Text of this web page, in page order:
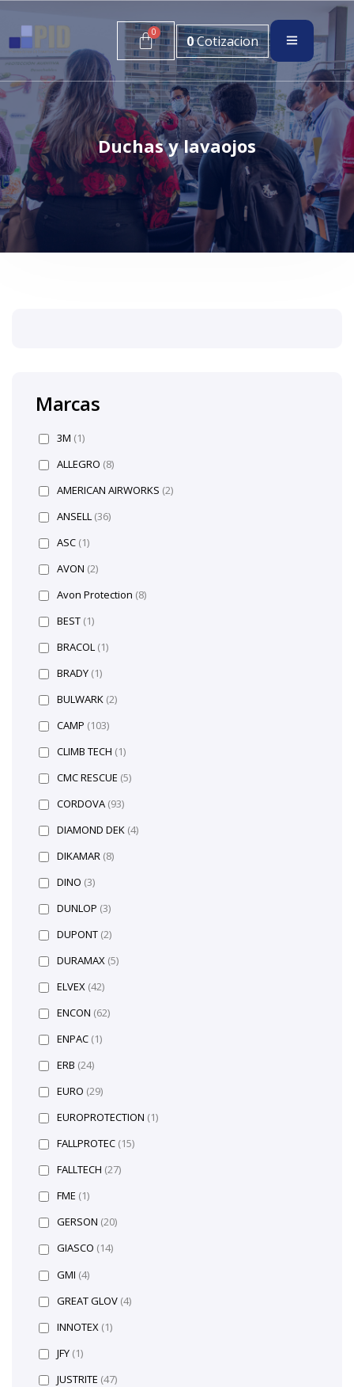
0Cotizacion
Duchas y lavaojos
Marcas
3M (1)
ALLEGRO (8)
AMERICAN AIRWORKS (2)
ANSELL (36)
ASC (1)
AVON (2)
Avon Protection (8)
BEST (1)
BRACOL (1)
BRADY (1)
BULWARK (2)
CAMP (103)
CLIMB TECH (1)
CMC RESCUE (5)
CORDOVA (93)
DIAMOND DEK (4)
DIKAMAR (8)
DINO (3)
DUNLOP (3)
DUPONT (2)
DURAMAX (5)
ELVEX (42)
ENCON (62)
ENPAC (1)
ERB (24)
EURO (29)
EUROPROTECTION (1)
FALLPROTEC (15)
FALLTECH (27)
FME (1)
GERSON (20)
GIASCO (14)
GMI (4)
GREAT GLOV (4)
INNOTEX (1)
JFY (1)
JUSTRITE (47)